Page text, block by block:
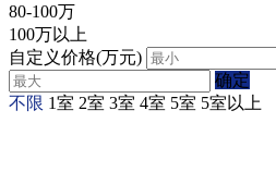
80-100万
100万以上
自定义价格(万元)
确定
不限 1室 2室 3室 4室 5室 5室以上